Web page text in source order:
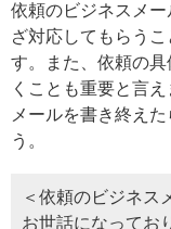
依頼のビジネスメ
ざ対応してもらう
す。また、依頼の
くことも重要と言
メールを書き終え
う。
＜依頼のビジネス
お世話になってお